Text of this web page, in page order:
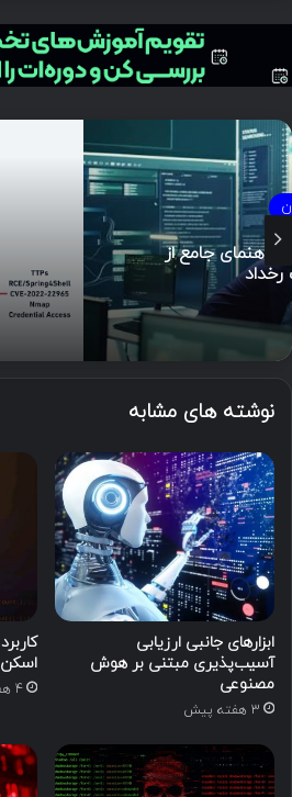
مدل الماس در
نوشته های مشابه
ابزارهای جانبی ارزیابی
آسیب‌پذیری مبتنی بر هوش
مصنوعی
3 هفته پیش
اسکن
4 هفته پیش